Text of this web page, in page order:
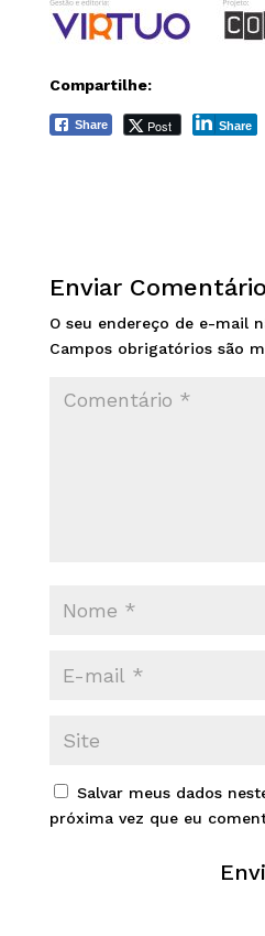
Compartilhe:
Share Post Share
Enviar Comentário
O seu endereço de e-mail
Campos obrigatórios são
Salvar meus dados
próxima vez que eu